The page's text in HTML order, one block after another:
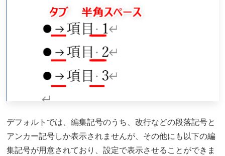
デフォルトでは、編集記号のうち、改行などの段落記号と
アンカー記号しか表示されませんが、その他にも以下の編
集記号が用意されており、設定で表示させることができま